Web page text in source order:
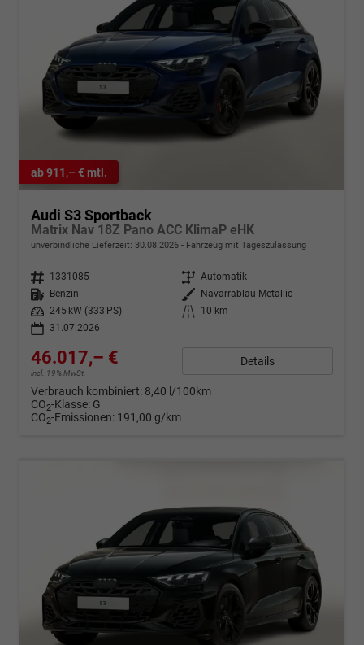
ab 911,– € mtl.
Audi S3 Sportback
Matrix Nav 18Z Pano ACC KlimaP eHK
unverbindliche Lieferzeit: 30.08.2026 Fahrzeug mit Tageszulassung
Fahrzeugnr. 1331085 Getriebe Automatik
Kraftstoff
Benzin Außenfarbe
Navarrablau Metallic
Leistung
245 kW (333 PS) Kilometerstand
10 km
31.07.2026
46.017,– €
incl. 19% MwSt.
Details
Verbrauch kombiniert: 8,40 l/100km
CO2-Klasse: G
CO2-Emissionen: 191,00 g/km